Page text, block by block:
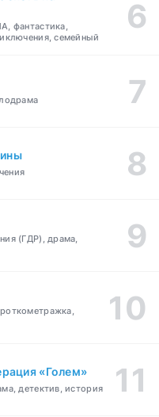
фантастика,
семейный
(ГДР), драма,
«Голем»
детектив, история